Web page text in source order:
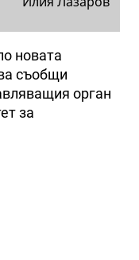
новата
съобщи
орган
за